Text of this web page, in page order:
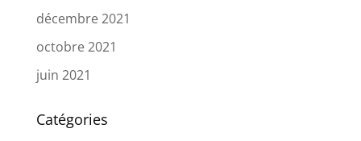
décembre 2021
octobre 2021
juin 2021
Catégories